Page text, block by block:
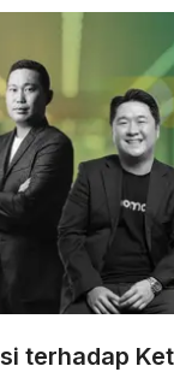
terhadap